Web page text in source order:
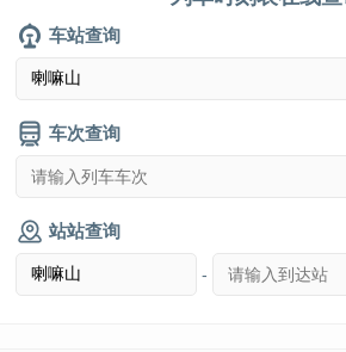
车站查询
车次查询
站站查询
-